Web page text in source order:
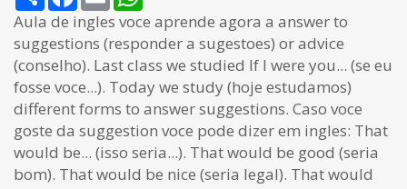
Aula de ingles voce aprende agora a answer to
suggestions (responder a sugestoes) or advice
(conselho). Last class we studied If I were you... (se eu
fosse voce...). Today we study (hoje estudamos)
different forms to answer suggestions. Caso voce
goste da suggestion voce pode dizer em ingles: That
would be... (isso seria...). That would be good (seria
bom). That would be nice (seria legal). That would